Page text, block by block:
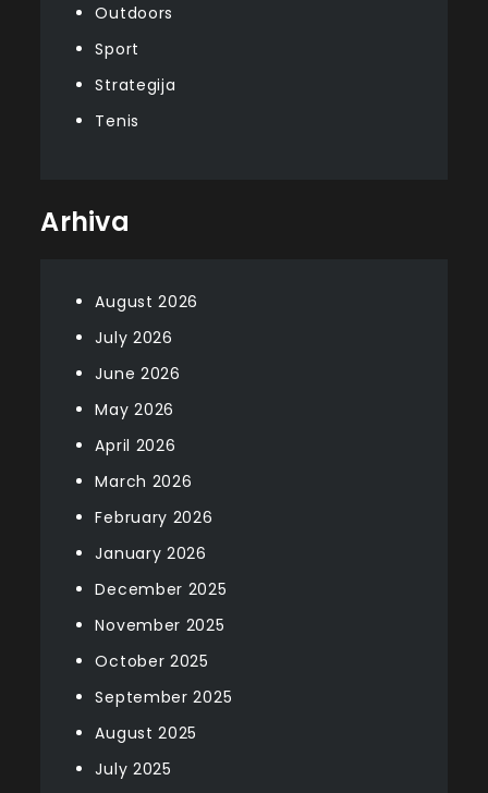
Outdoors
Sport
Strategija
Tenis
Arhiva
August 2026
July 2026
June 2026
May 2026
April 2026
March 2026
February 2026
January 2026
December 2025
November 2025
October 2025
September 2025
August 2025
July 2025